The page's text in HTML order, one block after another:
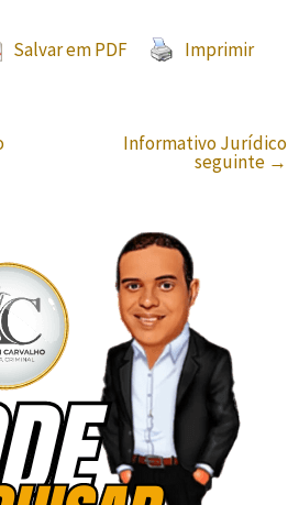
Salvar em PDF Imprimir
Informativo Jurídico
seguinte →